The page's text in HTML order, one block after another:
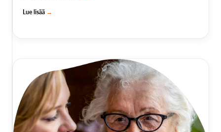
Lue lisää →